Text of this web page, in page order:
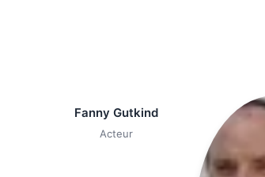
Fanny Gutkind
Acteur